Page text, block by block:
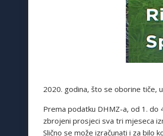
2020. godina, što se oborine tiče,
Prema podatku DHMZ-a, od 1. do
zbrojeni prosjeci sva tri mjeseca
Slično se može izračunati i za bilo